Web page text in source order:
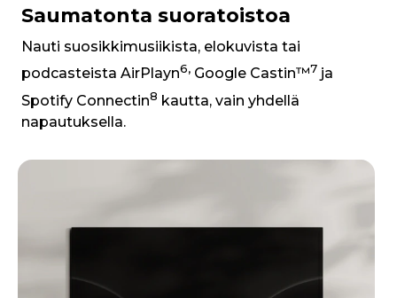
Saumatonta suoratoistoa
Nauti suosikkimusiikista, elokuvista tai
podcasteista AirPlayn6, Google Castin™7 ja
Spotify Connectin8 kautta, vain yhdellä
napautuksella.